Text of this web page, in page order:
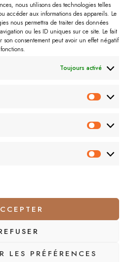
nous utilisons des technologies telles
accéder aux informations des appareils. Le
nous permettra de traiter des données
ou les ID uniques sur ce site. Le fait
consentement peut avoir un effet négatif
Toujours activé
LES PRÉFÉRENCES